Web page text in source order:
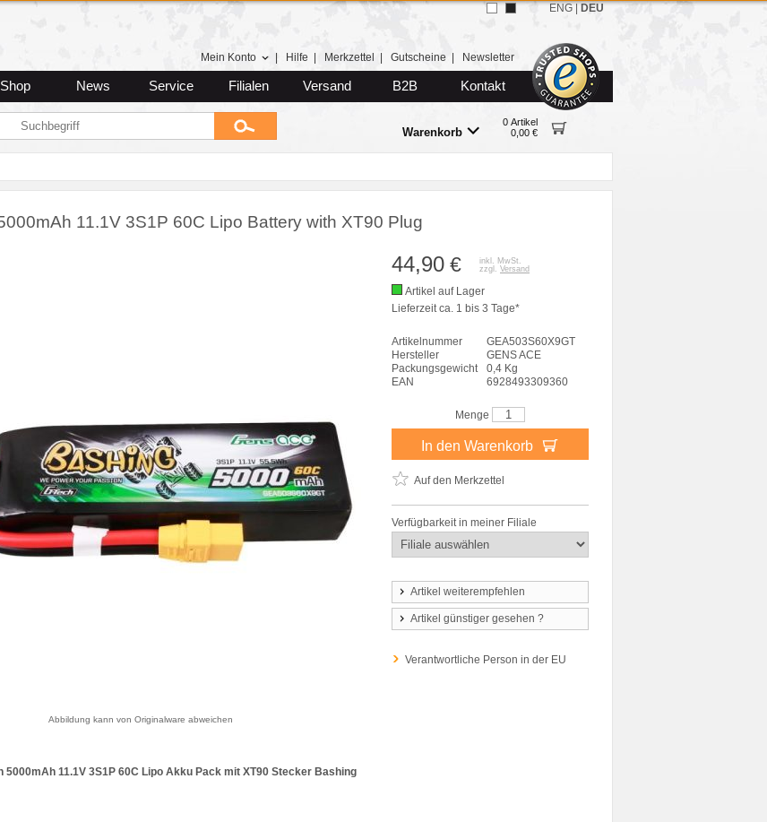
Mein Konto Hilfe Merkzettel Gutscheine Newsletter
Shop News Service Filialen Versand B2B Kontakt
Warenkorb
0 Artikel
0,00 €
ENG DEU
11.1V 3S1P 60C Lipo Battery with XT90 Plug
Abbildung kann von Originalware abweichen
5000mAh 11.1V 3S1P 60C Lipo Akku Pack mit XT90 Stecker Bashing
44,90 €
inkl. MwSt.
zzgl. Versand
Artikel auf Lager
Lieferzeit ca. 1 bis 3 Tage*
Artikelnummer
GEA503S60X9GT
Hersteller
GENS ACE
Packungsgewicht
0,4 Kg
EAN
6928493309360
Menge
In den Warenkorb
Auf den Merkzettel
Verfügbarkeit in meiner Filiale
Artikel weiterempfehlen
Artikel günstiger gesehen ?
Verantwortliche Person in der EU